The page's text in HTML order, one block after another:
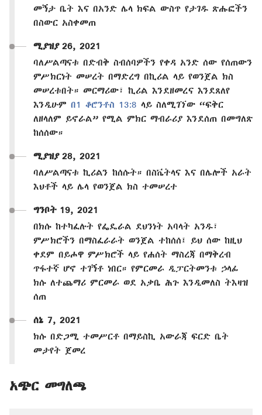
መኝታ ቤት እና በአንድ ሌላ ክፍል ውስጥ የታገዱ ጽሑፎችን
በስውር አስቀመጠ
ሚያዝያ 26, 2021
ባለሥልጣናቱ በድብቅ ስብሰባዎችን የቀዳ አንድ ሰው የሰጠውን
ምሥክርነት መሠረት በማድረግ በኪሪል ላይ የወንጀል ክስ
መሠረቱበት። መርማሪው፣ ኪሪል እንደዘመረና እንደጸለየ
እንዲሁም በ1 ቆሮንቶስ 13:8 ላይ ስለሚገኘው “ፍቅር
ለዘላለም ይኖራል” የሚል ምክር ማብራሪያ እንደሰጠ በመግለጽ
ከሰሰው።
ሚያዝያ 28, 2021
ባለሥልጣናቱ ኪሪልን ከሰሱት። በስቬትላና እና በሌሎች አራት
እህቶች ላይ ሌላ የወንጀል ክስ ተመሠረተ
ግንቦት 19, 2021
በክሱ ከተካፈሉት የፌዴራል ደህንነት አባላት አንዱ፣
ምሥክሮችን በማስፈራራት ወንጀል ተከሰሰ፤ ይህ ሰው ከዚህ
ቀደም በይሖዋ ምሥክሮች ላይ የሐሰት ማስረጃ በማቅረብ
ጥፋተኛ ሆኖ ተገኝቶ ነበር። የምርመራ ዲፓርትመንቱ ኃላፊ
ክሱ ለተጨማሪ ምርመራ ወደ አቃቤ ሕጉ እንዲመለስ ትእዛዝ
ሰጠ
ሰኔ 7, 2021
ክሱ በድጋሚ ተመሥርቶ በማይስኪ አውራጃ ፍርድ ቤት
መታየት ጀመረ
አጭር መግለጫ